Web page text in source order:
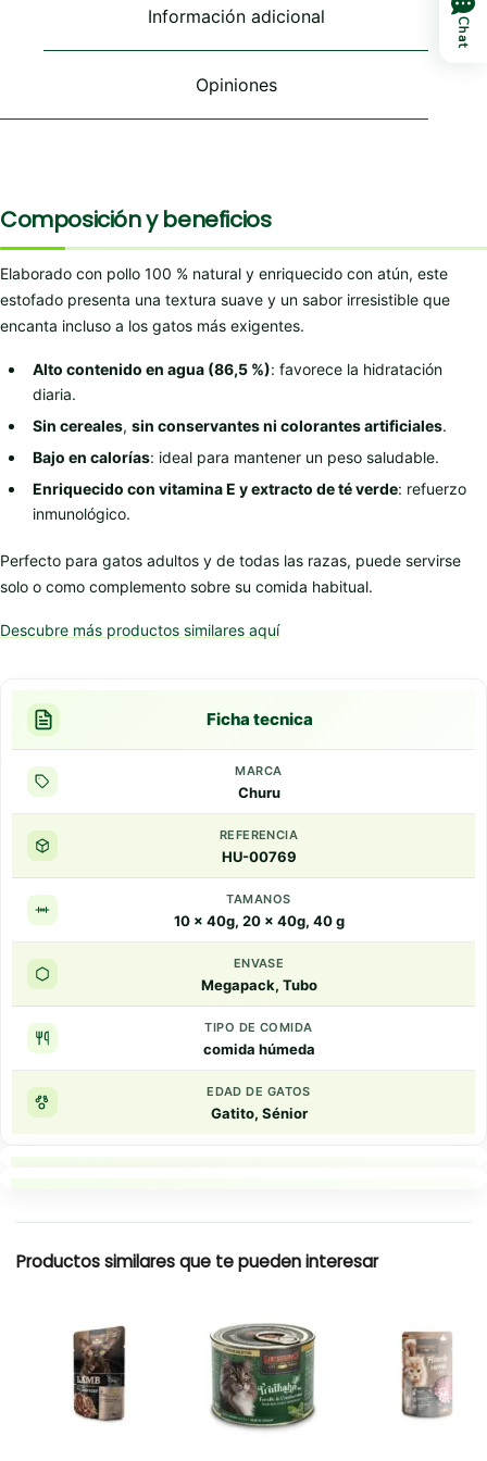
Información adicional
Opiniones
Composición y beneficios
Elaborado con pollo 100 % natural y enriquecido con atún, este
estofado presenta una textura suave y un sabor irresistible que
encanta incluso a los gatos más exigentes.
Alto contenido en agua (86,5 %): favorece la hidratación
diaria.
Sin cereales, sin conservantes ni colorantes artificiales.
Bajo en calorías: ideal para mantener un peso saludable.
Enriquecido con vitamina E y extracto de té verde: refuerzo
inmunológico.
Perfecto para gatos adultos y de todas las razas, puede servirse
solo o como complemento sobre su comida habitual.
Descubre más productos similares aquí
Ficha tecnica
MARCA
Churu
REFERENCIA
HU-00769
TAMANOS
10 x 40g, 20 x 40g, 40 g
ENVASE
Megapack, Tubo
TIPO DE COMIDA
comida húmeda
EDAD DE GATOS
Gatito, Sénior
Productos similares que te pueden interesar
Chat